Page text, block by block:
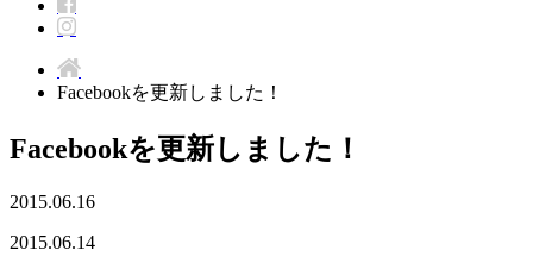
Facebookを更新しました！
Facebookを更新しました！
2015.06.16
2015.06.14